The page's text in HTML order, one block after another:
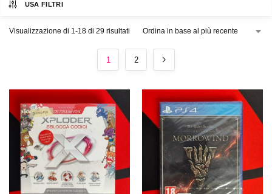
USA FILTRI
Visualizzazione di 1-18 di 29 risultati
1 2